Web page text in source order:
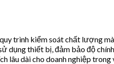
trình kiểm soát chất lượng
dụng thiết bị, đảm bảo độ
lâu dài cho doanh nghiệp